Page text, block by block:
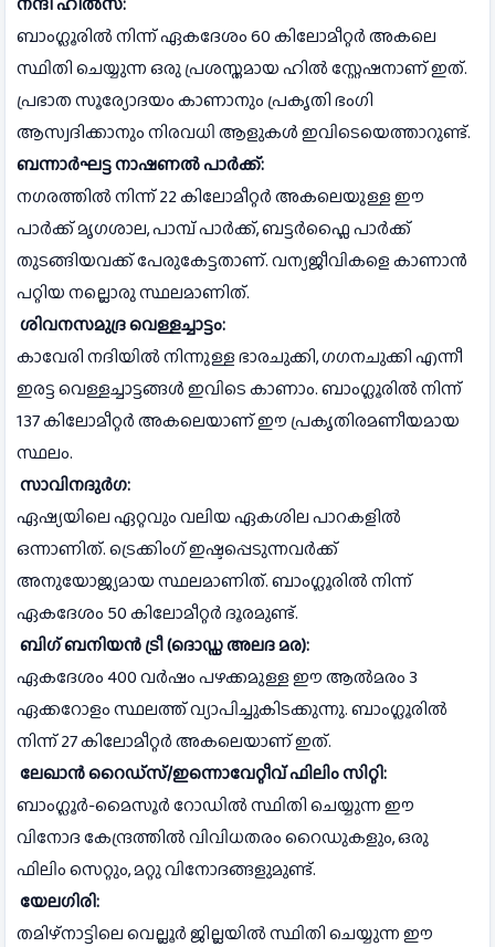
ബാംഗ്ലൂരിൽ നിന്ന് ഏകദേശം 60 കിലോമീറ്റർ അകലെ
സ്ഥിതി ചെയ്യുന്ന ഒരു പ്രശസ്തമായ ഹിൽ സ്റ്റേഷനാണ് ഇത്.
പ്രഭാത സൂര്യോദയം കാണാനും പ്രകൃതി ഭംഗി
ആസ്വദിക്കാനും നിരവധി ആളുകൾ ഇവിടെയെത്താറുണ്ട്.
ബന്നാർഘട്ട നാഷണൽ പാർക്ക്:
നഗരത്തിൽ നിന്ന് 22 കിലോമീറ്റർ അകലെയുള്ള ഈ
പാർക്ക് മൃഗശാല, പാമ്പ് പാർക്ക്, ബട്ടർഫ്ലൈ പാർക്ക്
തുടങ്ങിയവക്ക് പേരുകേട്ടതാണ്. വന്യജീവികളെ കാണാൻ
പറ്റിയ നല്ലൊരു സ്ഥലമാണിത്.
ശിവനസമുദ്ര വെള്ളച്ചാട്ടം:
കാവേരി നദിയിൽ നിന്നുള്ള ഭാരചുക്കി, ഗഗനചുക്കി എന്നീ
ഇരട്ട വെള്ളച്ചാട്ടങ്ങൾ ഇവിടെ കാണാം. ബാംഗ്ലൂരിൽ നിന്ന്
137 കിലോമീറ്റർ അകലെയാണ് ഈ പ്രകൃതിരമണീയമായ
സ്ഥലം.
സാവിനദുർഗ:
ഏഷ്യയിലെ ഏറ്റവും വലിയ ഏകശില പാറകളിൽ
ഒന്നാണിത്. ട്രെക്കിംഗ് ഇഷ്ടപ്പെടുന്നവർക്ക്
അനുയോജ്യമായ സ്ഥലമാണിത്. ബാംഗ്ലൂരിൽ നിന്ന്
ഏകദേശം 50 കിലോമീറ്റർ ദൂരമുണ്ട്.
ബിഗ് ബനിയൻ ട്രീ (ദൊഡ്ഡ അലദ മര):
ഏകദേശം 400 വർഷം പഴക്കമുള്ള ഈ ആൽമരം 3
ഏക്കറോളം സ്ഥലത്ത് വ്യാപിച്ചുകിടക്കുന്നു. ബാംഗ്ലൂരിൽ
നിന്ന് 27 കിലോമീറ്റർ അകലെയാണ് ഇത്.
ലേഖാൻ റൈഡ്സ്/ഇന്നൊവേറ്റീവ് ഫിലിം സിറ്റി:
ബാംഗ്ലൂർ-മൈസൂർ റോഡിൽ സ്ഥിതി ചെയ്യുന്ന ഈ
വിനോദ കേന്ദ്രത്തിൽ വിവിധതരം റൈഡുകളും, ഒരു
ഫിലിം സെറ്റും, മറ്റു വിനോദങ്ങളുമുണ്ട്.
യേലഗിരി:
തമിഴ്നാട്ടിലെ വെല്ലൂർ ജില്ലയിൽ സ്ഥിതി ചെയ്യുന്ന ഈ